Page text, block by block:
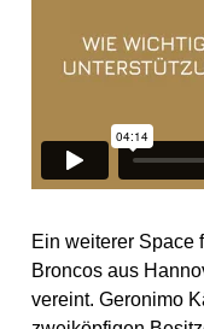
Ein weiterer Space
Broncos aus
vereint. Geronimo